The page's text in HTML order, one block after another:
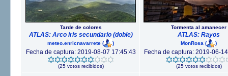
Tarde de colores
ATLAS: Arco iris secundario (doble)
meteo.enricnavarrete ( )
Fecha de captura: 2019-08-07 17:45:43
(25 votos recibidos)
Tormenta al amanecer
ATLAS: Rayos
MonRosa ( )
Fecha de captura: 2019-06-
(25 votos recibidos)